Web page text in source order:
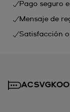
Pago seguro
Mensaje de
Satisfacción